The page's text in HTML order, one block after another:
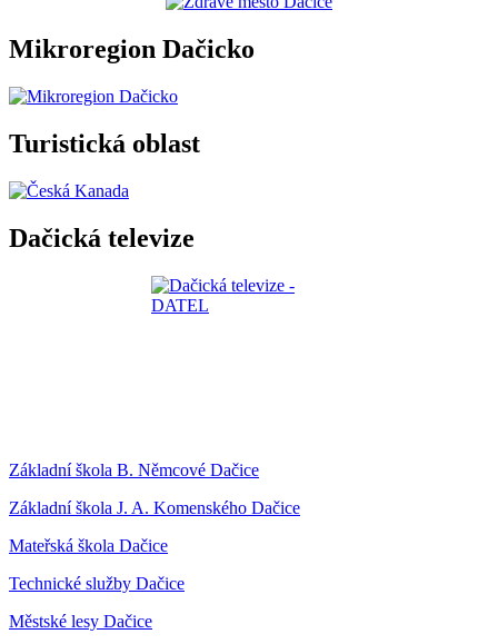
Mikroregion Dačicko
Turistická oblast
Dačická televize
Základní škola B. Němcové Dačice
Základní škola J. A. Komenského Dačice
Mateřská škola Dačice
Technické služby Dačice
Městské lesy Dačice